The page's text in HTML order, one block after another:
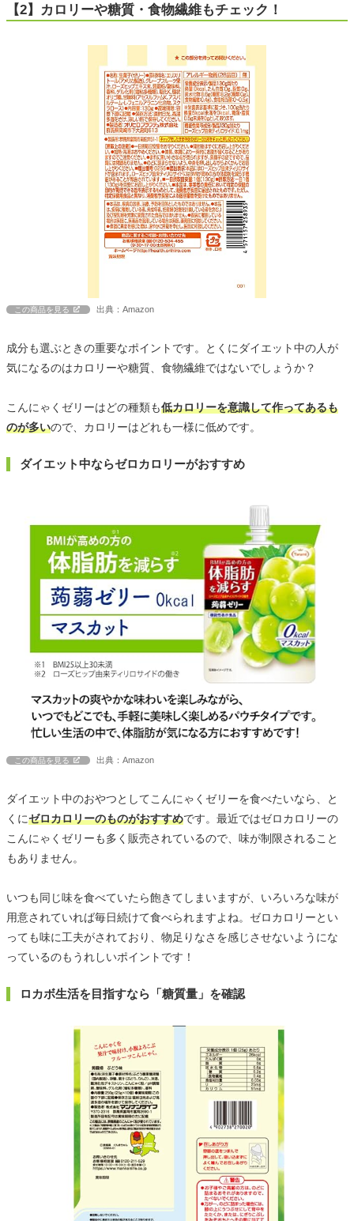
【2】カロリーや糖質・食物繊維もチェック！
この商品を見る 出典：Amazon
成分も選ぶときの重要なポイントです。とくにダイエット中の人が
気になるのはカロリーや糖質、食物繊維ではないでしょうか？
こんにゃくゼリーはどの種類も低カロリーを意識して作ってあるも
のが多いので、カロリーはどれも一様に低めです。
ダイエット中ならゼロカロリーがおすすめ
この商品を見る 出典：Amazon
ダイエット中のおやつとしてこんにゃくゼリーを食べたいなら、と
くにゼロカロリーのものがおすすめです。最近ではゼロカロリーの
こんにゃくゼリーも多く販売されているので、味が制限されること
もありません。
いつも同じ味を食べていたら飽きてしまいますが、いろいろな味が
用意されていれば毎日続けて食べられますよね。ゼロカロリーとい
っても味に工夫がされており、物足りなさを感じさせないようにな
っているのもうれしいポイントです！
ロカボ生活を目指すなら「糖質量」を確認